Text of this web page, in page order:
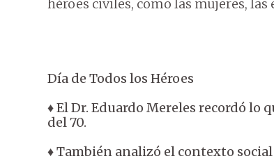
héroes civiles, como las mujeres,
Día de Todos los Héroes
♦ El Dr. Eduardo Mereles recordó lo
del 70.
♦ También analizó el contexto